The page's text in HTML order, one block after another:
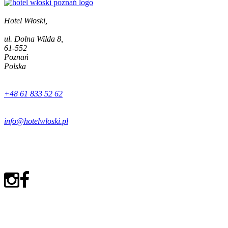
Hotel Włoski,
ul. Dolna Wilda 8,
61-552
Poznań
Polska
+48 61 833 52 62
info@hotelwloski.pl